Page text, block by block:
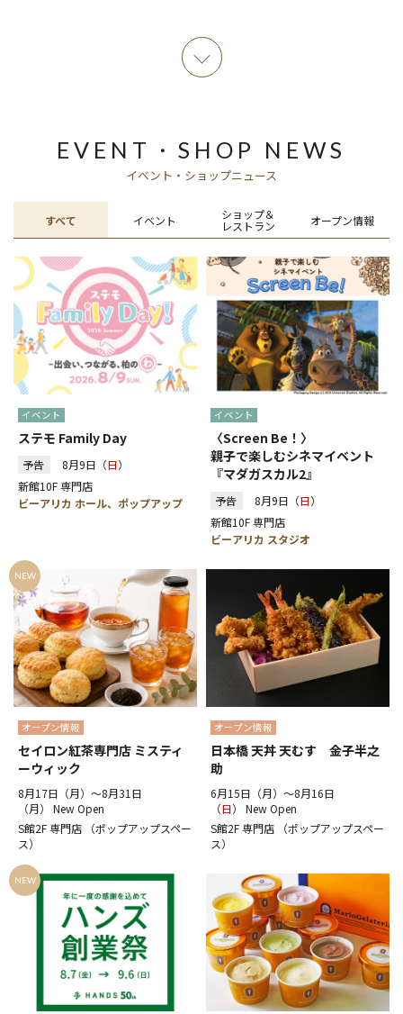
EVENT・SHOP NEWS
イベント・ショップニュース
すべて イベント ショップ＆
レストラン オープン情報
イベント
ステモ Family Day
予告 8月9日（日）
新館10F 専門店
ビーアリカ ホール、ポップアップ
イベント
〈Screen Be！〉
親子で楽しむシネマイベント
『マダガスカル2』
予告 8月9日（日）
新館10F 専門店
ビーアリカ スタジオ
NEW
オープン情報
セイロン紅茶専門店 ミスティ
ーウィック
8月17日（月）～8月31日
（月） New Open
S館2F 専門店 （ポップアップスペー
ス）
オープン情報
日本橋 天丼 天むす 金子半之
助
6月15日（月）～8月16日
（日） New Open
S館2F 専門店 （ポップアップスペー
ス）
NEW